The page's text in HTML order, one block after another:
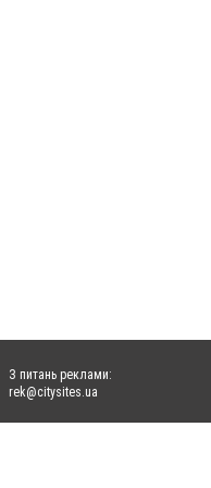
З питань реклами:
rek@citysites.ua